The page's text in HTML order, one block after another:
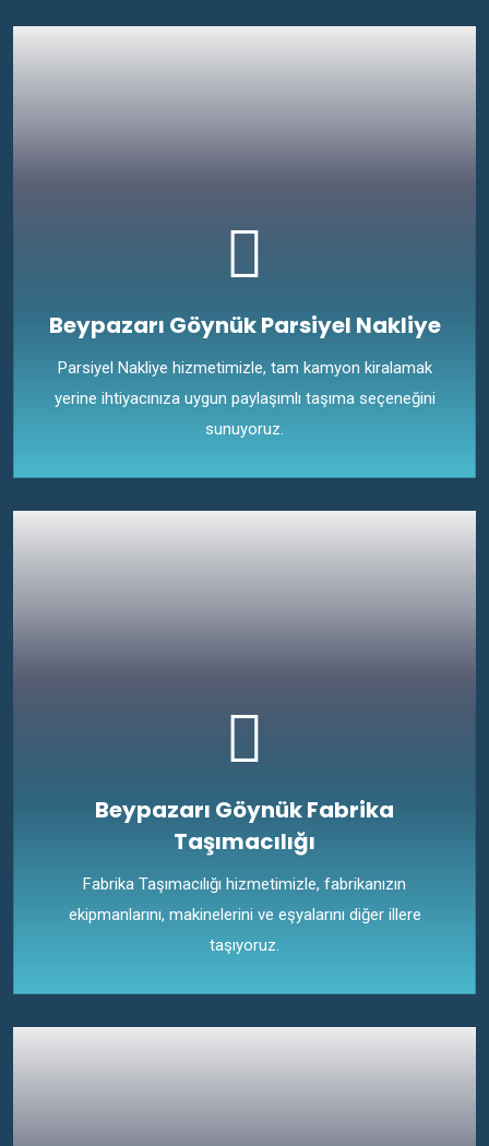
Beypazarı Göynük Parsiyel Nakliye
Parsiyel Nakliye hizmetimizle, tam kamyon kiralamak
yerine ihtiyacınıza uygun paylaşımlı taşıma seçeneğini
sunuyoruz.
Beypazarı Göynük Fabrika
Taşımacılığı
Fabrika Taşımacılığı hizmetimizle, fabrikanızın
ekipmanlarını, makinelerini ve eşyalarını diğer illere
taşıyoruz.